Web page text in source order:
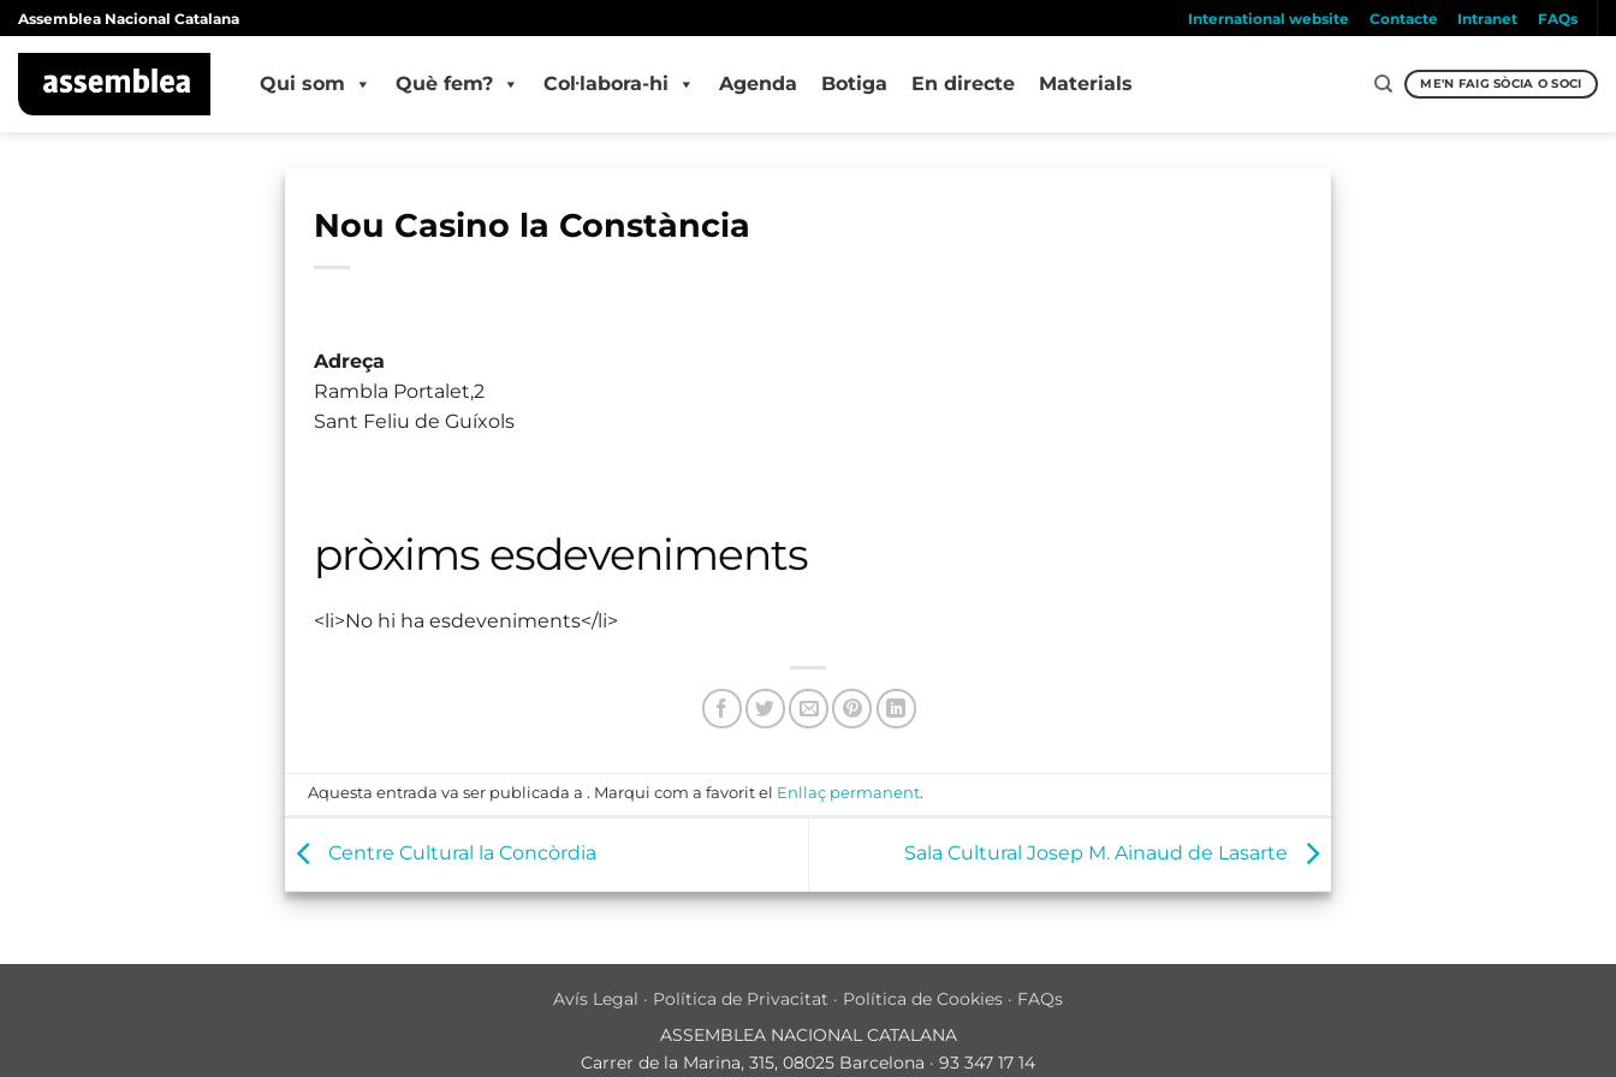
Skip
to
content
Assemblea Nacional Catalana International website Contacte Intranet FAQs
Qui som Què fem? Col·labora-hi Agenda Botiga En directe Materials ME'N FAIG SÒCIA O SOCI
Nou Casino la Constància
Adreça
Rambla Portalet,2
Sant Feliu de Guíxols
pròxims esdeveniments
<li>No hi ha esdeveniments</li>
Aquesta entrada va ser publicada a . Marqui com a favorit el Enllaç permanent.
Centre Cultural la Concòrdia Sala Cultural Josep M. Ainaud de Lasarte
Avís Legal · Política de Privacitat · Política de Cookies · FAQs
ASSEMBLEA NACIONAL CATALANA
Carrer de la Marina, 315, 08025 Barcelona · 93 347 17 14